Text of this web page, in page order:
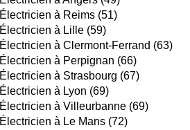
Électricien à Reims (51)
Électricien à Lille (59)
Électricien à Clermont-Ferrand (63)
Électricien à Perpignan (66)
Électricien à Strasbourg (67)
Électricien à Lyon (69)
Électricien à Villeurbanne (69)
Électricien à Le Mans (72)